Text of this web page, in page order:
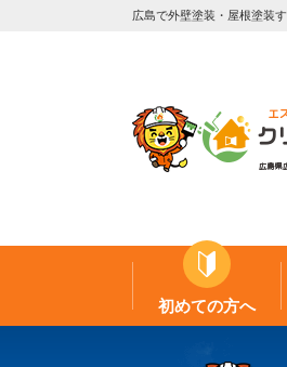
広島で外壁塗装・屋根塗装
初めての方へ